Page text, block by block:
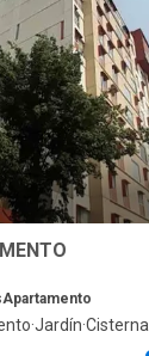
Apartamento
·Jardín·Cisterna